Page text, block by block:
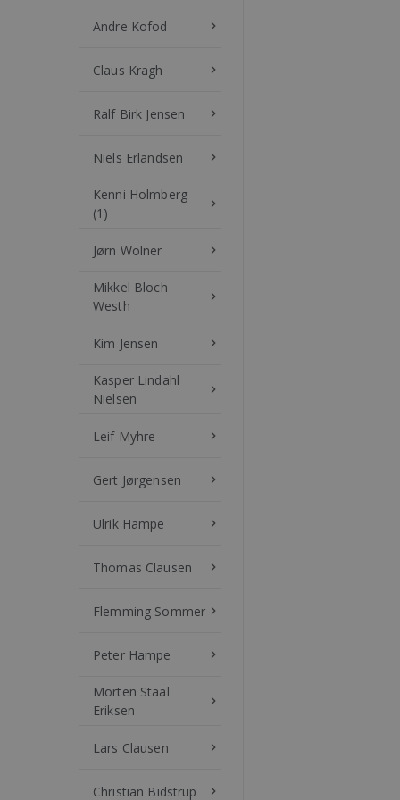
Andre Kofod keyboard_arrow_right
Claus Kragh keyboard_arrow_right
Ralf Birk Jensen keyboard_arrow_right
Niels Erlandsen keyboard_arrow_right
Kenni Holmberg
(1)
keyboard_arrow_right
Jørn Wolner keyboard_arrow_right
Mikkel Bloch
Westh
keyboard_arrow_right
Kim Jensen keyboard_arrow_right
Kasper Lindahl
Nielsen
keyboard_arrow_right
Leif Myhre keyboard_arrow_right
Gert Jørgensen keyboard_arrow_right
Ulrik Hampe keyboard_arrow_right
Thomas Clausen keyboard_arrow_right
Flemming Sommer keyboard_arrow_right
Peter Hampe keyboard_arrow_right
Morten Staal
Eriksen
keyboard_arrow_right
Lars Clausen keyboard_arrow_right
Christian Bidstrup keyboard_arrow_right